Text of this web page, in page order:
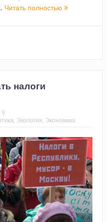
Читать полностью
налоги
, Экология, Экономика